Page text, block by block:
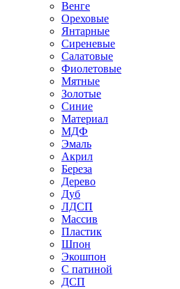
Венге
Ореховые
Янтарные
Сиреневые
Салатовые
Фиолетовые
Мятные
Золотые
Синие
Материал
МДФ
Эмаль
Акрил
Береза
Дерево
Дуб
ЛДСП
Массив
Пластик
Шпон
Экошпон
С патиной
ДСП